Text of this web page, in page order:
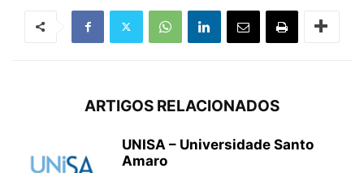
ARTIGOS RELACIONADOS
UNISA – Universidade Santo
Amaro